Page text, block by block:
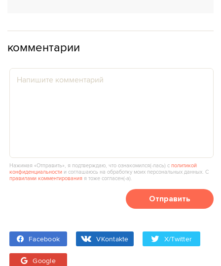
комментарии
Нажимая «Отправить», я подтверждаю, что ознакомился(‑лась) сполитикой
конфиденциальности и соглашаюсь на обработку моих персональных данных. С
правилами комментирования я тоже согласен(‑а).
Отправить
Facebook VKontakte X/Twitter
Google